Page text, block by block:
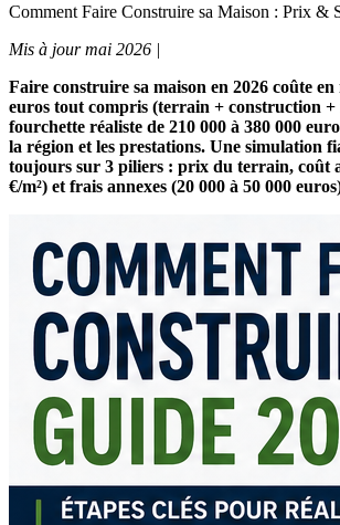
Comment Faire Construire sa Maison : Prix &
Mis à jour mai 2026 |
Faire construire sa maison en 2026 coûte en
euros tout compris (terrain + construction +
fourchette réaliste de 210 000 à 380 000
la région et les prestations. Une simulation
toujours sur 3 piliers : prix du terrain, coût
€/m²) et frais annexes (20 000 à 50 000